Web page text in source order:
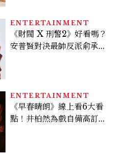
ENTERTAINMENT
《財閥 X 刑警2》好看嗎？
安普賢對決最帥反派俞承
多大？
ENTERTAINMENT
《早春晴朗》線上看6大看
點！井柏然為戲自備高訂，